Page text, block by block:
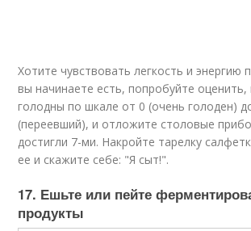
Хотите чувствовать легкость и энергию
вы начинаете есть, попробуйте оценить,
голодны по шкале от 0 (очень голоден)
(переевший), и отложите столовые
достигли 7-ми. Накройте тарелку
ее и скажите себе: "Я сыт!".
17. Ешьте или пейте
продукты